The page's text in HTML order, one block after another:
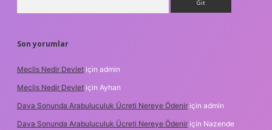
Son yorumlar
Meclis Nedir Devlet için admin
Meclis Nedir Devlet için Ayhan
Dava Sonunda Arabuluculuk Ücreti Nereye Ödenir için admin
Dava Sonunda Arabuluculuk Ücreti Nereye Ödenir için Nazende